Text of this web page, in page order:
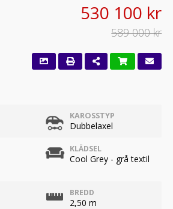
530 100 kr
589 000 kr
KAROSSTYP
Dubbelaxel
KLÄDSEL
Cool Grey - grå textil
BREDD
2,50 m